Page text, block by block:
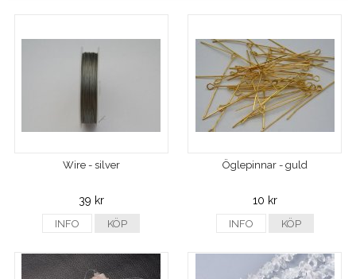
Wire - silver
39 kr
INFO KÖP
Öglepinnar - guld
10 kr
INFO KÖP